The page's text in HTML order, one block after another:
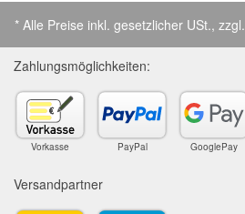
* Alle Preise inkl. gesetzlicher USt., zzgl.
Zahlungsmöglichkeiten:
Vorkasse PayPal GooglePay
Versandpartner